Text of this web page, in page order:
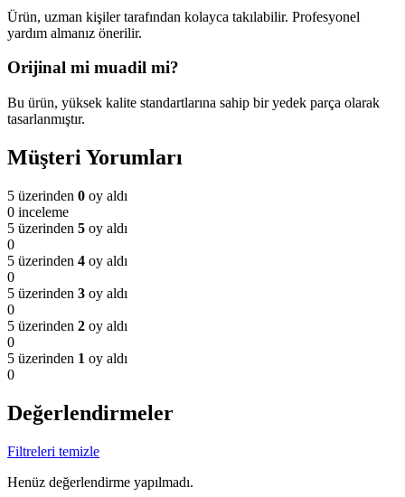
Ürün, uzman kişiler tarafından kolayca takılabilir. Profesyonel
yardım almanız önerilir.
Orijinal mi muadil mi?
Bu ürün, yüksek kalite standartlarına sahip bir yedek parça olarak
tasarlanmıştır.
Müşteri Yorumları
5 üzerinden 0 oy aldı
0 inceleme
5 üzerinden 5 oy aldı
0
5 üzerinden 4 oy aldı
0
5 üzerinden 3 oy aldı
0
5 üzerinden 2 oy aldı
0
5 üzerinden 1 oy aldı
0
Değerlendirmeler
Filtreleri temizle
Henüz değerlendirme yapılmadı.